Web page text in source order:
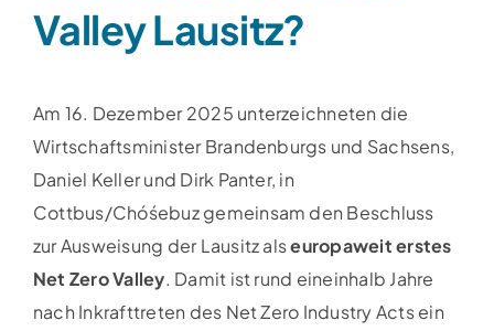
Valley Lausitz?
Am 16. Dezember 2025 unterzeichneten die
Wirtschaftsminister Brandenburgs und Sachsens,
Daniel Keller und Dirk Panter, in
Cottbus/Chóśebuz gemeinsam den Beschluss
zur Ausweisung der Lausitz alseuropaweit erstes
Net Zero Valley. Damit ist rund eineinhalb Jahre
nach Inkrafttreten des Net Zero Industry Acts ein